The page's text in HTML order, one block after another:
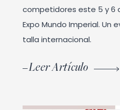
competidores este 5 y 6
Expo Mundo Imperial. Un
talla internacional.
Leer Artículo